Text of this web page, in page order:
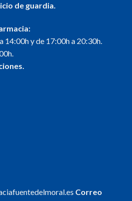
de guardia.
14:00h y de 17:00h a 20:30h.
Correo